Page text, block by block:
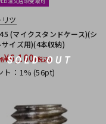
Audio
IK Multimedia
ISOVOX
KRK
KRYNA
SOLD OUT
ツ
(マイクスタンドケース)(シ
サイズ用)(4本収納)
¥6,160(税込)
ト：1%(56pt)